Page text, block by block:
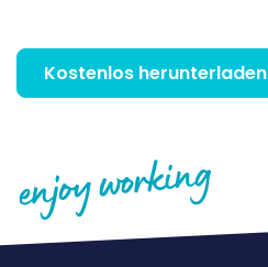
Kostenlos herunterladen